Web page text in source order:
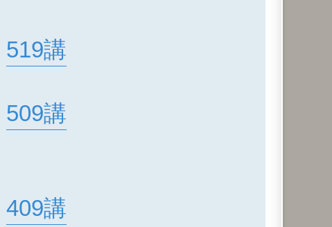
519講
509講
409講